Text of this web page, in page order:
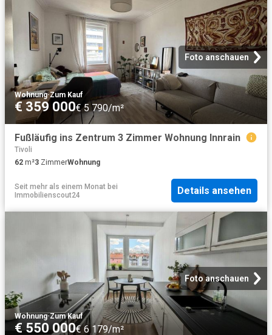
Foto anschauen
Wohnung·Zum Kauf
€ 359 000€ 5 790/m²
Fußläufig ins Zentrum 3 Zimmer Wohnung Innrain
Tivoli
62 m²3 ZimmerWohnung
Seit mehr als einem Monat bei
Immobilienscout24
Details ansehen
Foto anschauen
Wohnung·Zum Kauf
€ 550 000€ 6 179/m²